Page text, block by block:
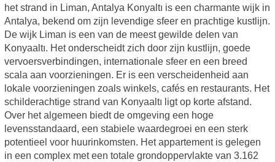
het strand in Liman, Antalya Konyaltı is een charmante wijk in
Antalya, bekend om zijn levendige sfeer en prachtige kustlijn.
De wijk Liman is een van de meest gewilde delen van
Konyaaltı. Het onderscheidt zich door zijn kustlijn, goede
vervoersverbindingen, internationale sfeer en een breed
scala aan voorzieningen. Er is een verscheidenheid aan
lokale voorzieningen zoals winkels, cafés en restaurants. Het
schilderachtige strand van Konyaaltı ligt op korte afstand.
Over het algemeen biedt de omgeving een hoge
levensstandaard, een stabiele waardegroei en een sterk
potentieel voor huurinkomsten. Het appartement is gelegen
in een complex met een totale grondoppervlakte van 3.162